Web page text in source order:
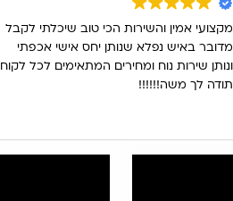
מקצועי אמין והשירות הכי טוב שיכלתי לקבל
מדובר באיש נפלא שנותן יחס אישי אכפתי
ונותן שירות נוח ומחירים המתאימים לכל לקוח
תודה לך משה!!!!!!